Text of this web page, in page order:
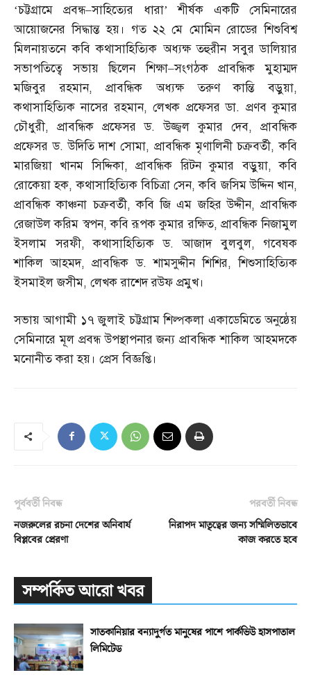
‘চট্টগ্রামে প্রবন্ধ–সাহিত্যের ধারা’ শীর্ষক একটি সেমিনারের
আয়োজনের সিদ্ধান্ত হয়। গত ২২ মে মোমিন রোডের শিশুবিশ্ব
মিলনায়তনে কবি কথাসাহিত্যিক অধ্যক্ষ তহুরীন সবুর ডালিয়ার
সভাপতিত্বে সভায় ছিলেন শিক্ষা–সংগঠক প্রাবন্ধিক মুহাম্মদ
মজিবুর রহমান,প্রাবন্ধিক অধ্যক্ষ তরুণ কান্তি বড়ুয়া,
কথাসাহিত্যিক নাসের রহমান,লেখক প্রফেসর ডা. প্রণব কুমার
চৌধুরী,প্রাবন্ধিক প্রফেসর ড.উজ্জ্বল কুমার দেব,প্রাবন্ধিক
প্রফেসর ড.উদিতি দাশ সোমা, প্রাবন্ধিক মৃণালিনী চক্রবর্তী,কবি
মারজিয়া খানম সিদ্দিকা,প্রাবন্ধিক রিটন কুমার বড়ুয়া,কবি
রোকেয়া হক,কথাসাহিত্যিক বিচিত্রা সেন,কবি জসিম উদ্দিন খান,
প্রাবন্ধিক কাঞ্চনা চক্রবর্তী,কবি জি এম জহির উদ্দীন, প্রাবন্ধিক
রেজাউল করিম স্বপন,কবি রূপক কুমার রক্ষিত, প্রাবন্ধিক নিজামুল
ইসলাম সরফী,কথাসাহিত্যিক ড.আজাদ বুলবুল, গবেষক
শাকিল আহমদ,প্রাবন্ধিক ড.শামসুদ্দীন শিশির,শিশুসাহিত্যিক
ইসমাইল জসীম, লেখক রাশেদ রউফ প্রমুখ।
সভায় আগামী ১৭ জুলাই চট্টগ্রাম শিল্পকলা একাডেমিতে অনুষ্ঠেয়
সেমিনারে মূল প্রবন্ধ উপস্থাপনার জন্য প্রাবন্ধিক শাকিল আহমদকে
মনোনীত করা হয়। প্রেস বিজ্ঞপ্তি।
পূর্ববর্তী নিবন্ধ
নজরুলের রচনা দেশের অনিবার্য
বিপ্লবের প্রেরণা
পরবর্তী নিবন্ধ
নিরাপদ মাতৃত্বের জন্য সম্মিলিতভাবে
কাজ করতে হবে
সম্পর্কিত আরো খবর
সাতকানিয়ার বন্যাদুর্গত মানুষের পাশে পার্কভিউ হাসপাতাল
লিমিটেড